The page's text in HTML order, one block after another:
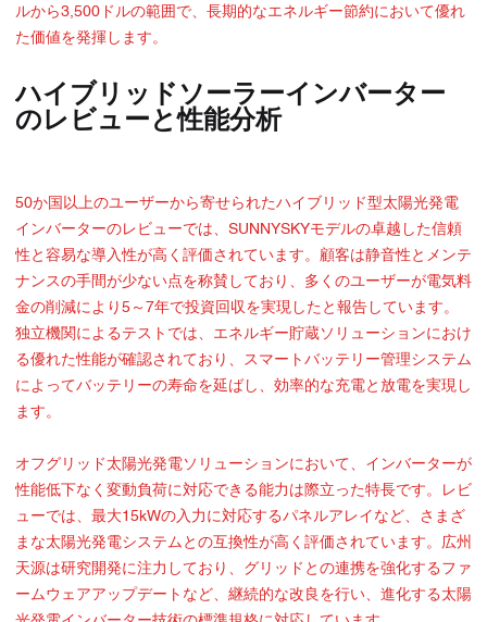
ルから3,500ドルの範囲で、長期的なエネルギー節約において優れ
た価値を発揮します。
ハイブリッドソーラーインバーター
のレビューと性能分析
50か国以上のユーザーから寄せられたハイブリッド型太陽光発電
インバーターのレビューでは、SUNNYSKYモデルの卓越した信頼
性と容易な導入性が高く評価されています。顧客は静音性とメンテ
ナンスの手間が少ない点を称賛しており、多くのユーザーが電気料
金の削減により5～7年で投資回収を実現したと報告しています。
独立機関によるテストでは、エネルギー貯蔵ソリューションにおけ
る優れた性能が確認されており、スマートバッテリー管理システム
によってバッテリーの寿命を延ばし、効率的な充電と放電を実現し
ます。
オフグリッド太陽光発電ソリューションにおいて、インバーターが
性能低下なく変動負荷に対応できる能力は際立った特長です。レビ
ューでは、最大15kWの入力に対応するパネルアレイなど、さまざ
まな太陽光発電システムとの互換性が高く評価されています。広州
天源は研究開発に注力しており、グリッドとの連携を強化するファ
ームウェアアップデートなど、継続的な改良を行い、進化する太陽